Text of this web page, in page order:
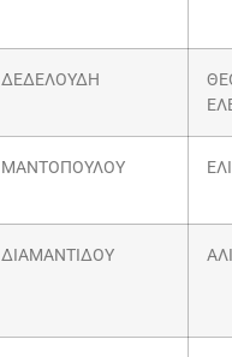
ΔΕΔΕΛΟΥΔΗ
ΜΑΝΤΟΠΟΥΛΟΥ
ΔΙΑΜΑΝΤΙΔΟΥ